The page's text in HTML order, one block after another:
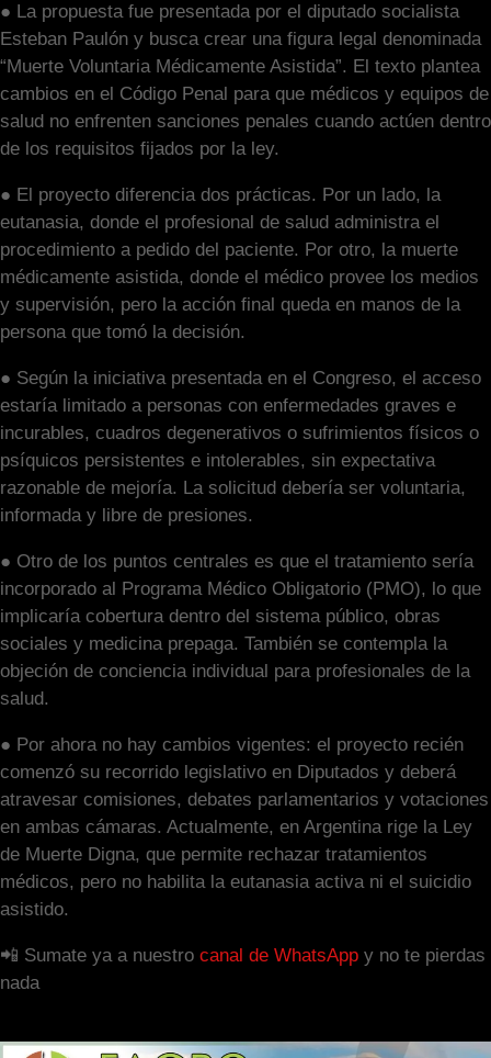
● La propuesta fue presentada por el diputado socialista
Esteban Paulón y busca crear una figura legal denominada
“Muerte Voluntaria Médicamente Asistida”. El texto plantea
cambios en el Código Penal para que médicos y equipos de
salud no enfrenten sanciones penales cuando actúen dentro
de los requisitos fijados por la ley.
● El proyecto diferencia dos prácticas. Por un lado, la
eutanasia, donde el profesional de salud administra el
procedimiento a pedido del paciente. Por otro, la muerte
médicamente asistida, donde el médico provee los medios
y supervisión, pero la acción final queda en manos de la
persona que tomó la decisión.
● Según la iniciativa presentada en el Congreso, el acceso
estaría limitado a personas con enfermedades graves e
incurables, cuadros degenerativos o sufrimientos físicos o
psíquicos persistentes e intolerables, sin expectativa
razonable de mejoría. La solicitud debería ser voluntaria,
informada y libre de presiones.
● Otro de los puntos centrales es que el tratamiento sería
incorporado al Programa Médico Obligatorio (PMO), lo que
implicaría cobertura dentro del sistema público, obras
sociales y medicina prepaga. También se contempla la
objeción de conciencia individual para profesionales de la
salud.
● Por ahora no hay cambios vigentes: el proyecto recién
comenzó su recorrido legislativo en Diputados y deberá
atravesar comisiones, debates parlamentarios y votaciones
en ambas cámaras. Actualmente, en Argentina rige la Ley
de Muerte Digna, que permite rechazar tratamientos
médicos, pero no habilita la eutanasia activa ni el suicidio
asistido.
📲 Sumate ya a nuestro canal de WhatsApp y no te pierdas
nada